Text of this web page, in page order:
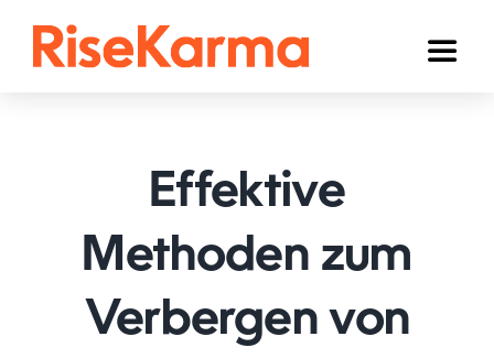
Toggle
YouTube
Twitter (𝕏)
Effektive
Methoden zum
Verbergen von